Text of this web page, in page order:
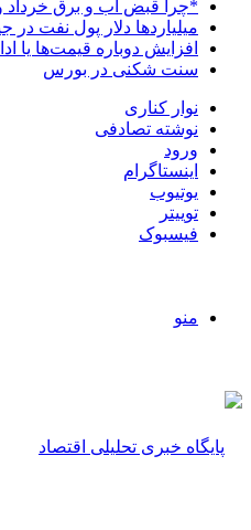
*چرا قبض آب و برق خرداد و تیر ۳ تا ۴ برابر
میلیاردها دلار پول نفت
افزایش دوباره قیمت‌ها یا
سنت شکنی در بورس
نوار کناری
نوشته تصادفی
ورود
اینستاگرام
یوتیوب
توییتر
فیسبوک
منو